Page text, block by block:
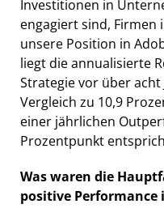
Investitionen in
engagiert sind, Firmen
unsere Position in
liegt die annualisierte
Strategie vor über acht
Vergleich zu 10,9
einer jährlichen
Prozentpunkt
Was waren die
positive Performance